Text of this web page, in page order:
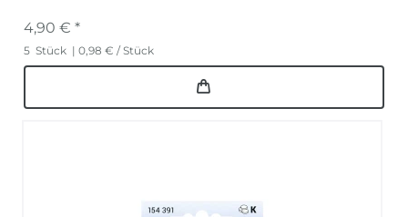
4,90 € *
5 Stück | 0,98 € / Stück